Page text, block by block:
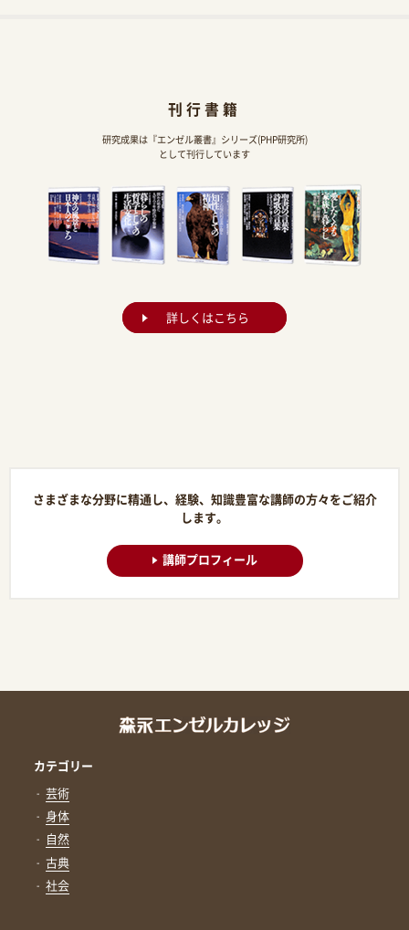
刊行書籍
研究成果は『エンゼル叢書』シリーズ(PHP研究所)
として刊行しています
詳しくはこちら
さまざまな分野に精通し、経験、知識豊富な講師の方々をご紹介
します。
講師プロフィール
カテゴリー
芸術
身体
自然
古典
社会